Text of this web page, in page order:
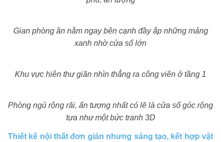
Gian phòng ăn nằm ngay bên cạnh đầy ắp những mảng
xanh nhờ cửa sổ lớn
Khu vực hiên thư giãn nhìn thẳng ra công viên ở tầng 1
Phòng ngủ rộng rãi, ấn tượng nhất có lẽ là cửa sổ góc rộng
tựa như một bức tranh 3D
Thiết kế nội thất đơn giản nhưng sáng tạo, kết hợp vật